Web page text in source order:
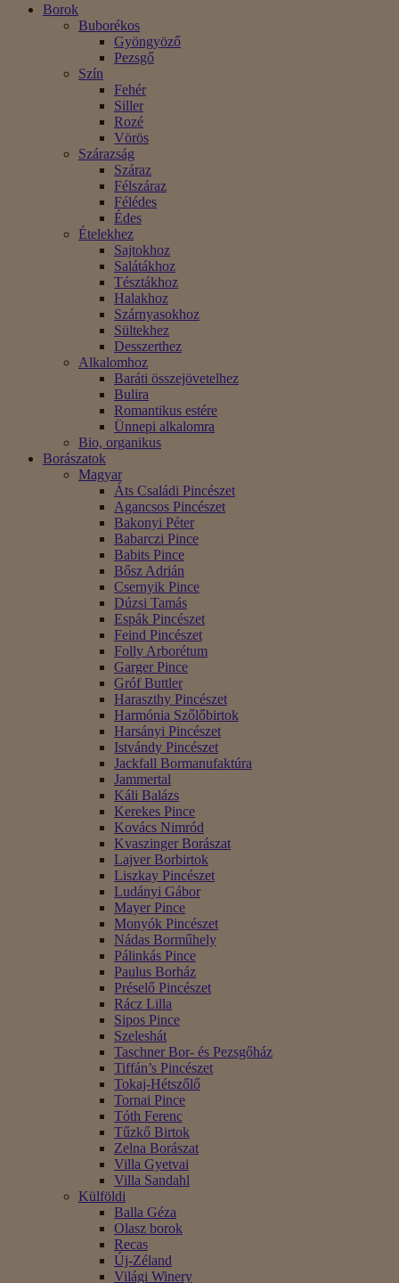
Borok
Buborékos
Gyöngyöző
Pezsgő
Szín
Fehér
Siller
Rozé
Vörös
Szárazság
Száraz
Félszáraz
Félédes
Édes
Ételekhez
Sajtokhoz
Salátákhoz
Tésztákhoz
Halakhoz
Szárnyasokhoz
Sültekhez
Desszerthez
Alkalomhoz
Baráti összejövetelhez
Bulira
Romantikus estére
Ünnepi alkalomra
Bio, organikus
Borászatok
Magyar
Áts Családi Pincészet
Agancsos Pincészet
Bakonyi Péter
Babarczi Pince
Babits Pince
Bősz Adrián
Csernyik Pince
Dúzsi Tamás
Espák Pincészet
Feind Pincészet
Folly Arborétum
Garger Pince
Gróf Buttler
Haraszthy Pincészet
Harmónia Szőlőbirtok
Harsányi Pincészet
Istvándy Pincészet
Jackfall Bormanufaktúra
Jammertal
Káli Balázs
Kerekes Pince
Kovács Nimród
Kvaszinger Borászat
Lajver Borbirtok
Liszkay Pincészet
Ludányi Gábor
Mayer Pince
Monyók Pincészet
Nádas Borműhely
Pálinkás Pince
Paulus Borház
Préselő Pincészet
Rácz Lilla
Sipos Pince
Szeleshát
Taschner Bor- és Pezsgőház
Tiffán’s Pincészet
Tokaj-Hétszőlő
Tornai Pince
Tóth Ferenc
Tűzkő Birtok
Zelna Borászat
Villa Gyetvai
Villa Sandahl
Külföldi
Balla Géza
Olasz borok
Recas
Új-Zéland
Világi Winery